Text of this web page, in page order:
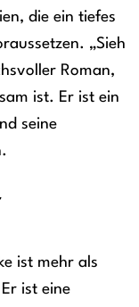
die ein tiefes
„Sieh
Roman,
ist. Er ist ein
seine
ist mehr als
ist eine